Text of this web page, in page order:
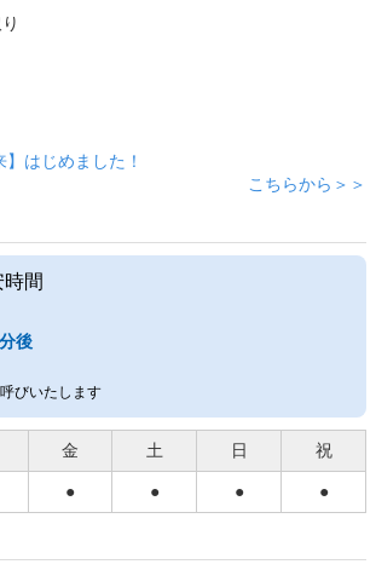
】はじめました！
こちらから＞＞
間
分後
びいたします
金 土 日 祝
● ● ● ●